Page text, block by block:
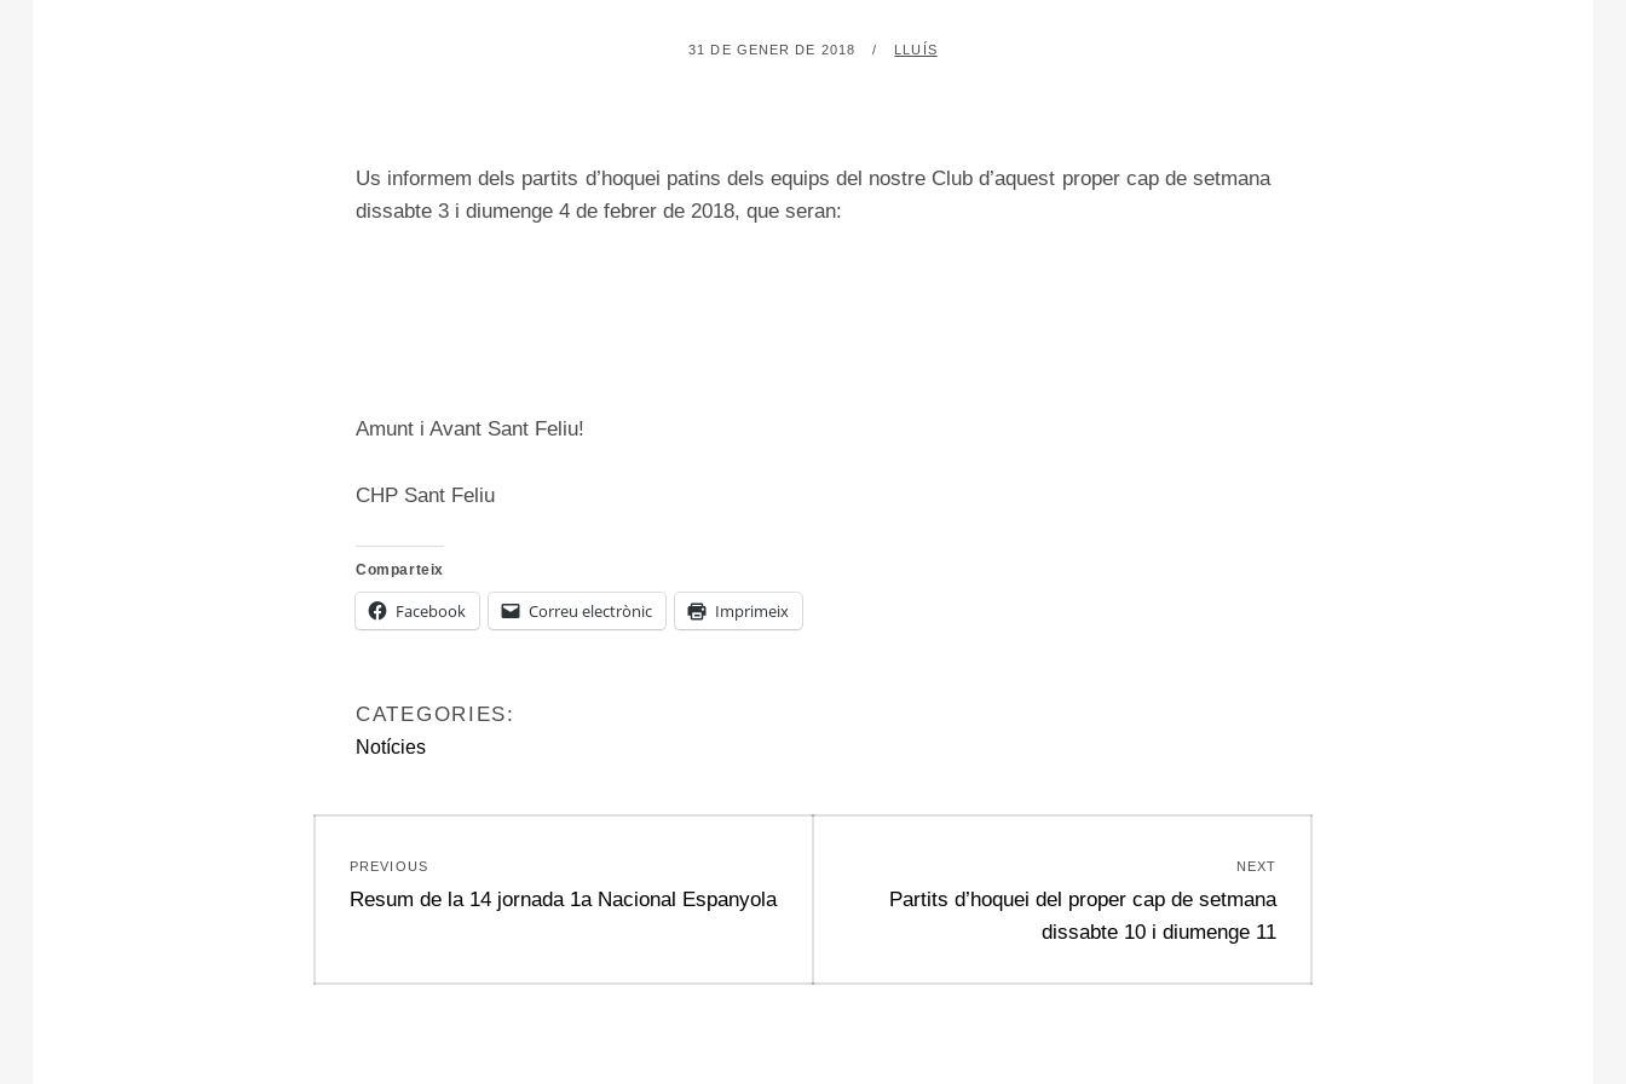
POSTED
31 DE GENER DE 2018 BY
LLUÍS
Us informem dels partits d’hoquei patins dels equips del nostre Club d’aquest proper cap de setmana
dissabte 3 i diumenge 4 de febrer de 2018, que seran:
Amunt i Avant Sant Feliu!
CHP Sant Feliu
Comparteix
Facebook Correu electrònic Imprimeix
CATEGORIES:
Notícies
d'entrades
PREVIOUS
Previous
Resum de la 14 jornada 1a Nacional Espanyola
NEXT
Next
Partits d’hoquei del proper cap de setmana
dissabte 10 i diumenge 11